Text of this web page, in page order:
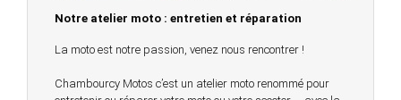
Notre atelier moto : entretien et réparation
La moto est notre passion, venez nous rencontrer !
Chambourcy Motos c’est un atelier moto renommé pour